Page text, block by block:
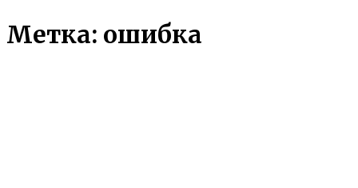
Метка: ошибка